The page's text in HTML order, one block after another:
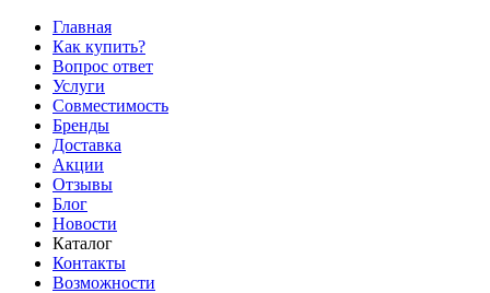
Главная
Как купить?
Вопрос ответ
Услуги
Совместимость
Бренды
Доставка
Акции
Отзывы
Блог
Новости
Каталог
Контакты
Возможности